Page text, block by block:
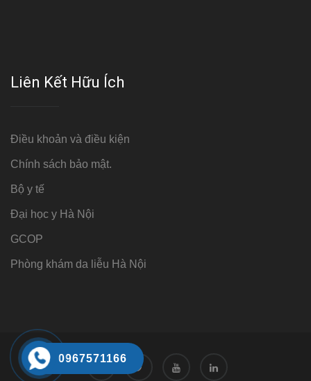
Liên Kết Hữu Ích
Điều khoản và điều kiện
Chính sách bảo mật.
Bộ y tế
Đại học y Hà Nội
GCOP
Phòng khám da liễu Hà Nội
0967571166